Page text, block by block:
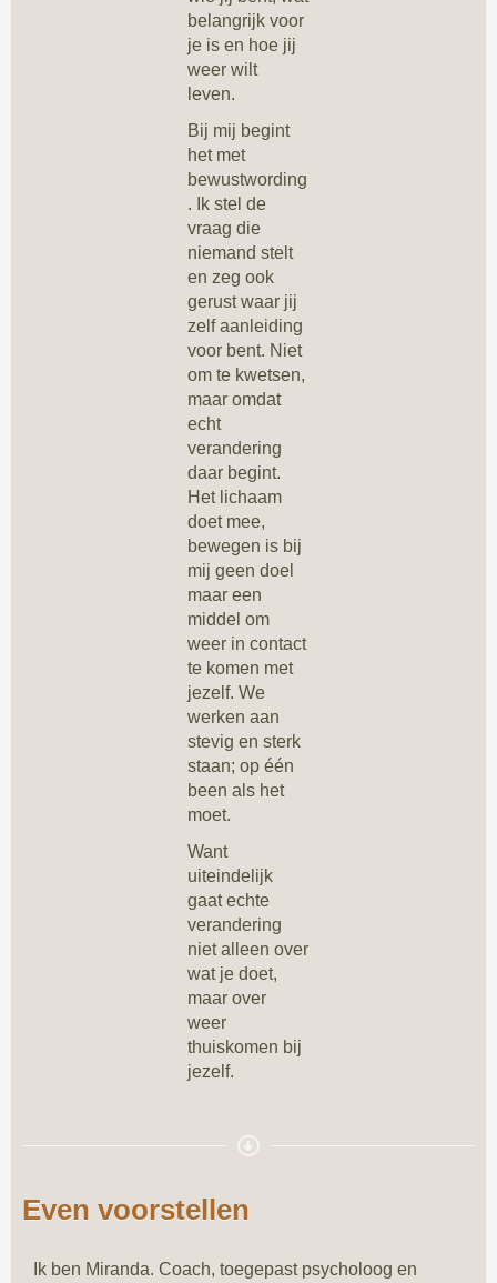
belangrijk voor
je is en hoe jij
weer wilt
leven.
Bij mij begint
het met
bewustwording
. Ik stel de
vraag die
niemand stelt
en zeg ook
gerust waar jij
zelf aanleiding
voor bent. Niet
om te kwetsen,
maar omdat
echt
verandering
daar begint.
Het lichaam
doet mee,
bewegen is bij
mij geen doel
maar een
middel om
weer in contact
te komen met
jezelf. We
werken aan
stevig en sterk
staan; op één
been als het
moet.
Want
uiteindelijk
gaat echte
verandering
niet alleen over
wat je doet,
maar over
weer
thuiskomen bij
jezelf.
Even voorstellen
Ik ben Miranda. Coach, toegepast psycholoog en